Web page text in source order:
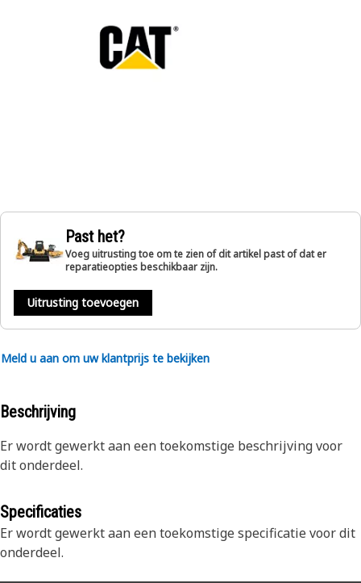
Past het?
Voeg uitrusting toe om te zien of dit artikel past of dat er
reparatieopties beschikbaar zijn.
Uitrusting toevoegen
Meld u aan om uw klantprijs te bekijken
Beschrijving
Er wordt gewerkt aan een toekomstige beschrijving voor
dit onderdeel.
Specificaties
Er wordt gewerkt aan een toekomstige specificatie voor dit
onderdeel.